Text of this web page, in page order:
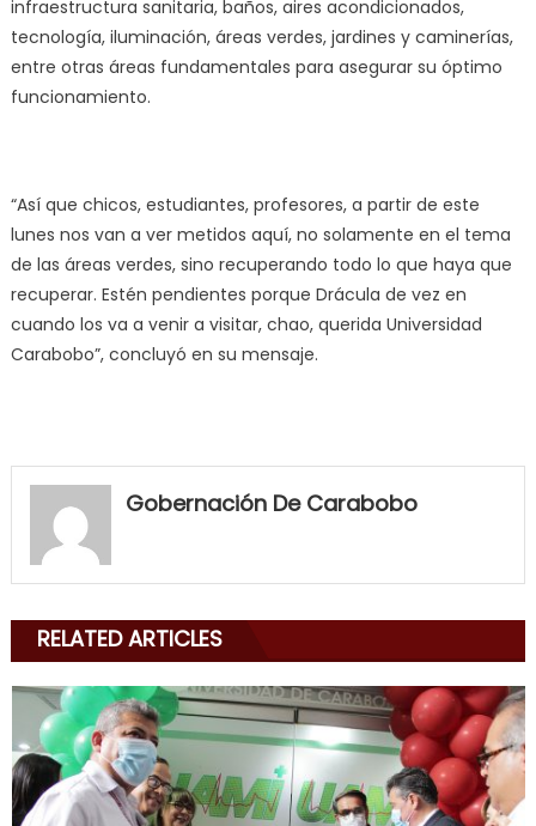
infraestructura sanitaria, baños, aires acondicionados,
tecnología, iluminación, áreas verdes, jardines y caminerías,
entre otras áreas fundamentales para asegurar su óptimo
funcionamiento.
“Así que chicos, estudiantes, profesores, a partir de este
lunes nos van a ver metidos aquí, no solamente en el tema
de las áreas verdes, sino recuperando todo lo que haya que
recuperar. Estén pendientes porque Drácula de vez en
cuando los va a venir a visitar, chao, querida Universidad
Carabobo”, concluyó en su mensaje.
my
neighbor
mouth
cum,
smith
is
a
Gobernación De Carabobo
RELATED ARTICLES